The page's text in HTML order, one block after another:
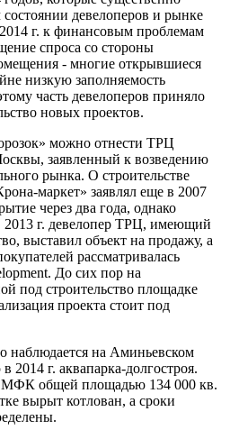
девелоперов и рынке
г. к финансовым проблемам
спроса со стороны
- многие открывшиеся
низкую заполняемость
часть девелоперов приняло
новых проектов.
можно отнести ТРЦ
заявленный к возведению
рынка. О строительстве
маркет» заявлял еще в 2007
через два года, однако
г. девелопер ТРЦ, имеющий
выставил объект на продажу, а
рассматривалась
До сих пор на
под строительство площадке
проекта стоит под
наблюдается на Аминьевском
2014 г. аквапарка-долгостроя.
МФК общей площадью 134 000 кв.
вырыт котлован, а сроки